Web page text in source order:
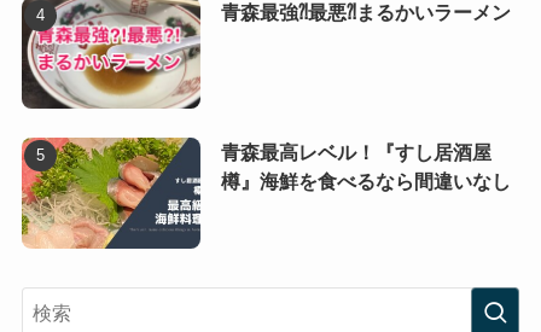
青森最強⁈最悪⁈まるかいラーメン
青森最高レベル！『すし居酒屋
樽』海鮮を食べるなら間違いなし